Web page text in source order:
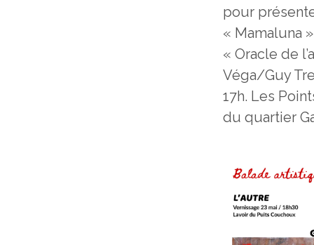
pour
« Mamaluna
« Oracle de
Véga/Guy
17h. Les
du quartier